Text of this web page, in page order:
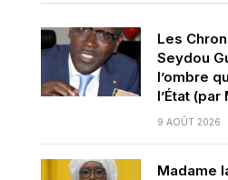
Les
Seydou
l’ombre
l’État
9 AOÛT 2026
Madame